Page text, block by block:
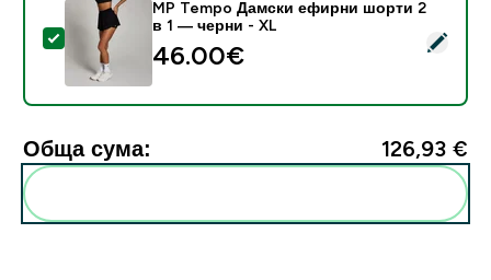
Select this product - MP Tempo Дамски ефирни
MP Tempo Дамски ефирни шорти 2
в 1 — черни - XL
46.00€‎
Обща сума: 126,93 €‎